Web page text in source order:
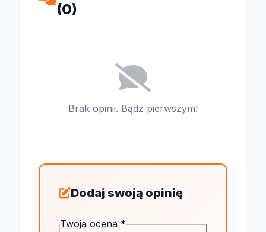
(0)
Brak opinii. Bądź pierwszym!
Dodaj swoją opinię
Twoja ocena *